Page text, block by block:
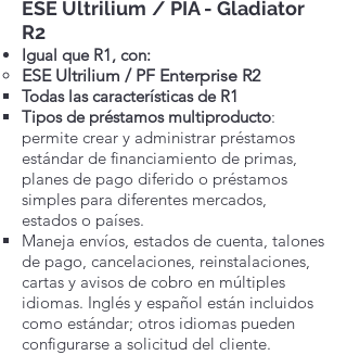
ESE Ultrilium / PIA - Gladiator
R2
Igual que R1, con:
ESE Ultrilium / PF Enterprise R2
Todas las características de R1
Tipos de préstamos multiproducto:
permite crear y administrar préstamos
estándar de financiamiento de primas,
planes de pago diferido o préstamos
simples para diferentes mercados,
estados o países.
Maneja envíos, estados de cuenta, talones
de pago, cancelaciones, reinstalaciones,
cartas y avisos de cobro en múltiples
idiomas. Inglés y español están incluidos
como estándar; otros idiomas pueden
configurarse a solicitud del cliente.